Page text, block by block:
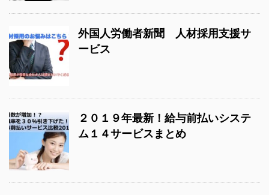
外国人労働者新聞 人材採用支援サ
ービス
２０１９年最新！給与前払いシステ
ム１４サービスまとめ